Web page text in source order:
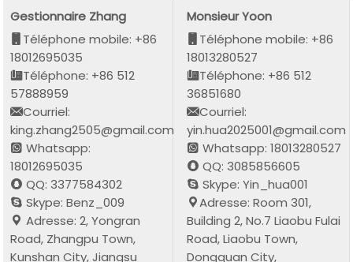
Gestionnaire Zhang
Téléphone mobile: +86
18012695035
Téléphone: +86 512
57888959
Courriel:
king.zhang2505@gmail.com
Whatsapp:
18012695035
QQ: 3377584302
Skype: Benz_009
Adresse: 2, Yongran
Road, Zhangpu Town,
Kunshan City, Jiangsu
Monsieur Yoon
Téléphone mobile: +86
18013280527
Téléphone: +86 512
36851680
Courriel:
yin.hua2025001@gmail.com
Whatsapp: 18013280527
QQ: 3085856605
Skype: Yin_hua001
Adresse: Room 301,
Building 2, No.7 Liaobu Fulai
Road, Liaobu Town,
Dongguan City,